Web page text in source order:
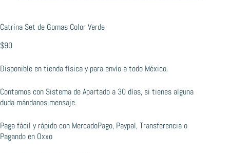
Catrina Set de Gomas Color Verde
$90
Disponible en tienda física y para envío a todo México.
Contamos con Sistema de Apartado a 30 días, si tienes alguna
duda mándanos mensaje.
Paga fácil y rápido con MercadoPago, Paypal, Transferencia o
Pagando en Oxxo